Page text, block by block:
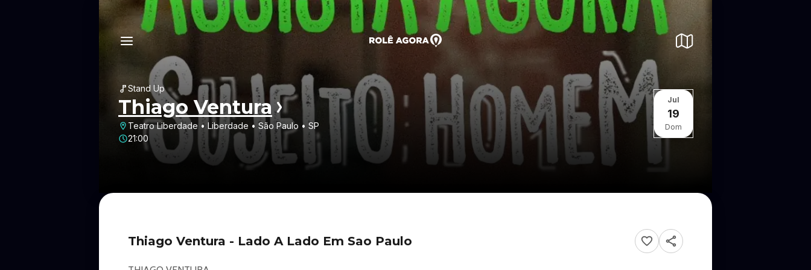
Stand Up
Thiago Ventura
Teatro Liberdade • Liberdade • São Paulo • SP
21:00
Jul
19
Dom
Thiago Ventura - Lado A Lado Em Sao Paulo